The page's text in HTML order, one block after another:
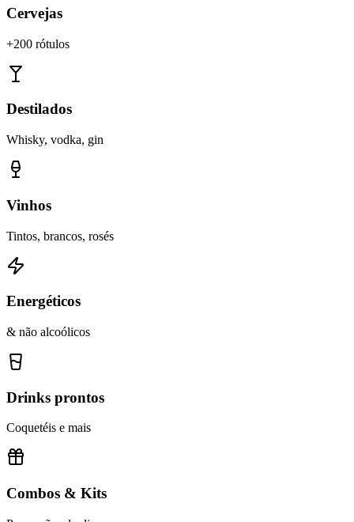
Cervejas
+200 rótulos
Destilados
Whisky, vodka, gin
Vinhos
Tintos, brancos, rosés
Energéticos
& não alcoólicos
Drinks prontos
Coquetéis e mais
Combos & Kits